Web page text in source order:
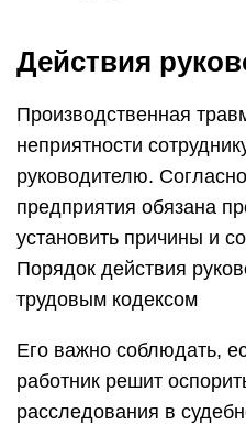
Действия
Производственная
неприятности
руководителю.
предприятия обязана
установить причины и
Порядок действия
трудовым кодексом
Его важно соблюдать,
работник решит
расследования в